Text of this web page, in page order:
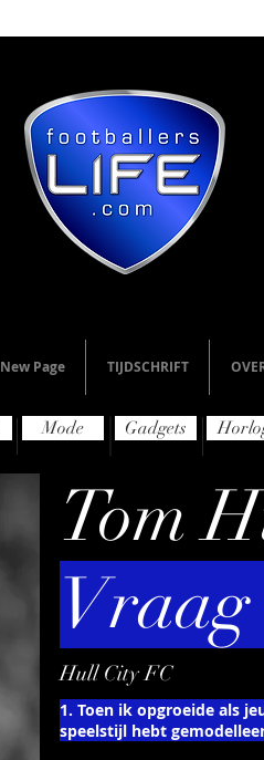
New Page TIJDSCHRIFT
Tom
Hull City FC
1. Toen ik opgroeide als
speelstijl hebt
Mode Gadgets